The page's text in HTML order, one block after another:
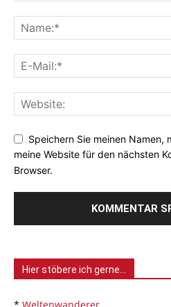
Speichern Sie meinen Namen,
meine Website für den nächsten
Browser.
Hier stöbere ich gerne…